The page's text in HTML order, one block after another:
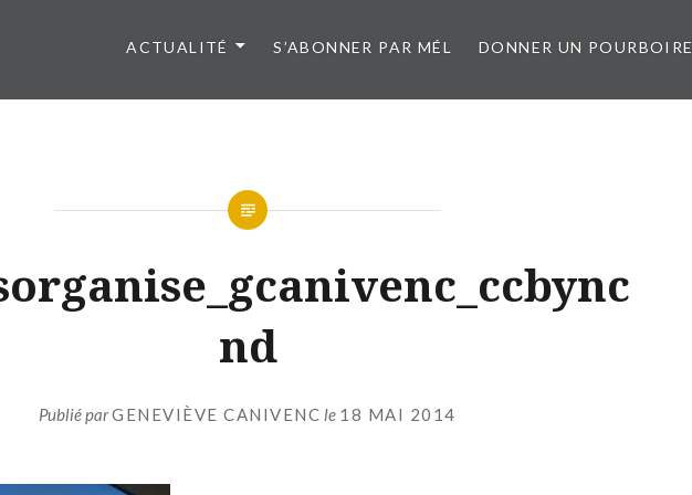
ACTUALITÉ S’ABONNER PAR MÉL DONNER UN POURBOIRE
nd
Publié parGENEVIÈVE CANIVENC le 18 MAI 2014